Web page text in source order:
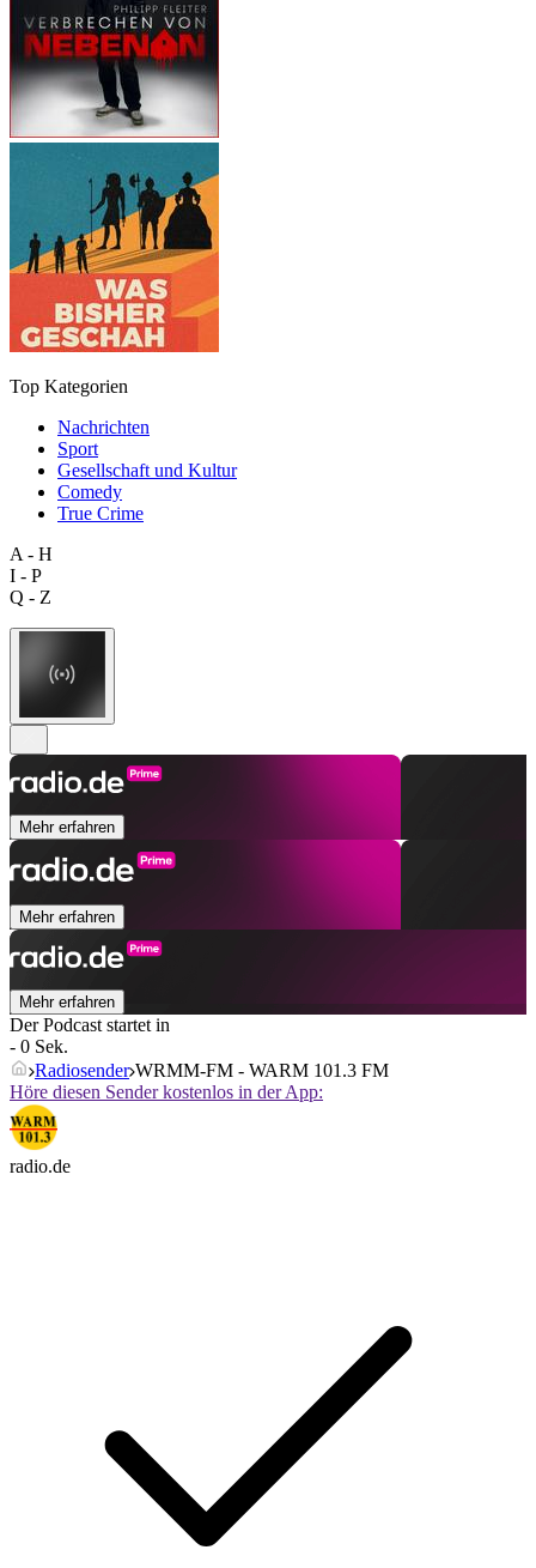
Top Kategorien
Nachrichten
Sport
Gesellschaft und Kultur
Comedy
True Crime
A - H
I - P
Q - Z
Mehr erfahren
Mehr erfahren
Mehr erfahren
Der Podcast startet in
- 0 Sek.
Radiosender WRMM-FM - WARM 101.3 FM
Höre diesen Sender kostenlos in der App:
radio.de